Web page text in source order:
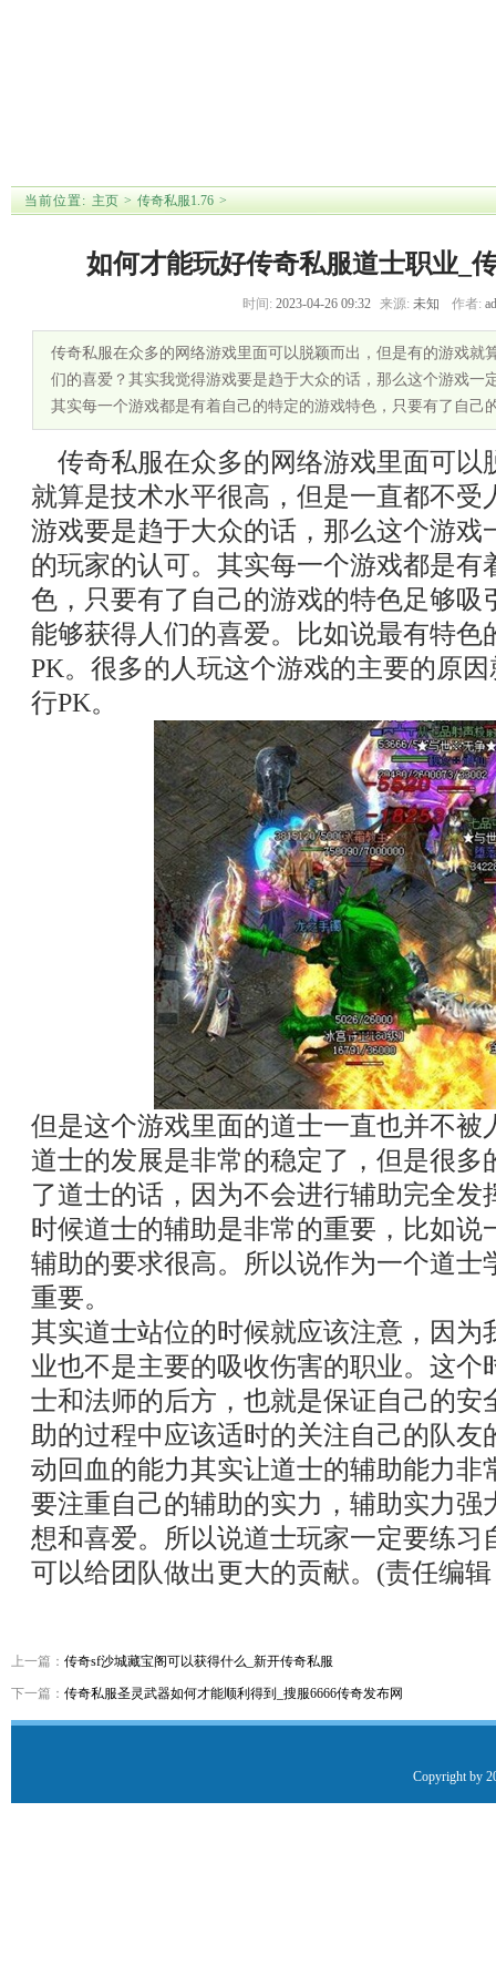
【 传奇私服圣灵武器如何才能顺利得
当前位置: 主页 > 传奇私服1.76 >
如何才能玩好传奇私服道士职业_
时间: 2023-04-26 09:32 来源: 未知 作者:
传奇私服在众多的网络游戏里面可以脱颖而出，但是有的游戏就
们的喜爱？其实我觉得游戏要是趋于大众的话，那么这个游戏一
其实每一个游戏都是有着自己的特定的游戏特色，只要有了自己
传奇私服在众多的网络游戏里面可以
就算是技术水平很高，但是一直都不受
游戏要是趋于大众的话，那么这个游戏
的玩家的认可。其实每一个游戏都是有
色，只要有了自己的游戏的特色足够吸
能够获得人们的喜爱。比如说最有特色
PK。很多的人玩这个游戏的主要的原
行PK。
但是这个游戏里面的道士一直也并不被
道士的发展是非常的稳定了，但是很多
了道士的话，因为不会进行辅助完全发
时候道士的辅助是非常的重要，比如说
辅助的要求很高。所以说作为一个道士
重要。
其实道士站位的时候就应该注意，因为
业也不是主要的吸收伤害的职业。这个
士和法师的后方，也就是保证自己的安
助的过程中应该适时的关注自己的队
动回血的能力其实让道士的辅助能力非
要注重自己的辅助的实力，辅助实力强
想和喜爱。所以说道士玩家一定要练习
可以给团队做出更大的贡献。(责任编辑
上一篇： 传奇sf沙城藏宝阁可以获得什么_新开传奇私服
下一篇： 传奇私服圣灵武器如何才能顺利得到_搜服6666传奇发布网
Copyright by